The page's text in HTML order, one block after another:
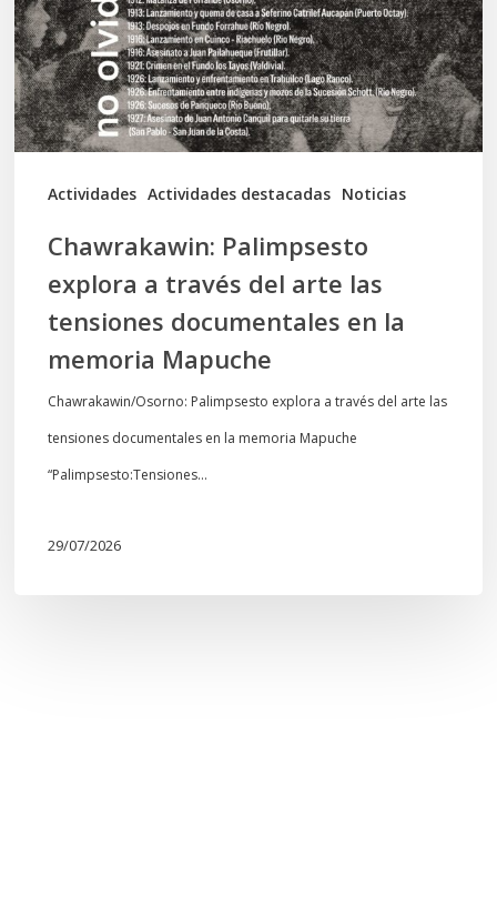
Actividades Actividades destacadas Noticias
del
arte
las
tensiones
documentales
memoria
Mapuche
Chawrakawin: Palimpsesto
explora a través del arte las
tensiones documentales en la
memoria Mapuche
Chawrakawin/Osorno: Palimpsesto explora a través del arte las
tensiones documentales en la memoria Mapuche
“Palimpsesto:Tensiones…
29/07/2026